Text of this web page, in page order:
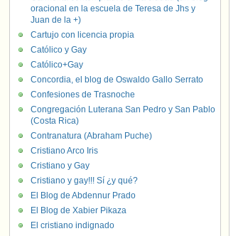
oracional en la escuela de Teresa de Jhs y
Juan de la +)
Cartujo con licencia propia
Católico y Gay
Católico+Gay
Concordia, el blog de Oswaldo Gallo Serrato
Confesiones de Trasnoche
Congregación Luterana San Pedro y San Pablo
(Costa Rica)
Contranatura (Abraham Puche)
Cristiano Arco Iris
Cristiano y Gay
Cristiano y gay!!! Sí ¿y qué?
El Blog de Abdennur Prado
El Blog de Xabier Pikaza
El cristiano indignado